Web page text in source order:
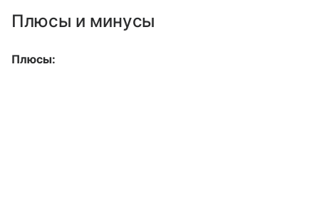
Плюсы и минусы
Плюсы: